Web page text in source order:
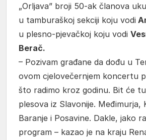
„Orljava” broji 50-ak članova
u tamburaškoj sekciji koju vodi
u plesno-pjevačkoj koju vodi
Berač.
– Pozivam građane da dođu u
ovom cjelovečernjem koncertu
što radimo kroz godinu. Bit će tu
plesova iz Slavonije. Međimurja,
Baranje i Posavine. Dakle, jako
program – kazao je na kraju